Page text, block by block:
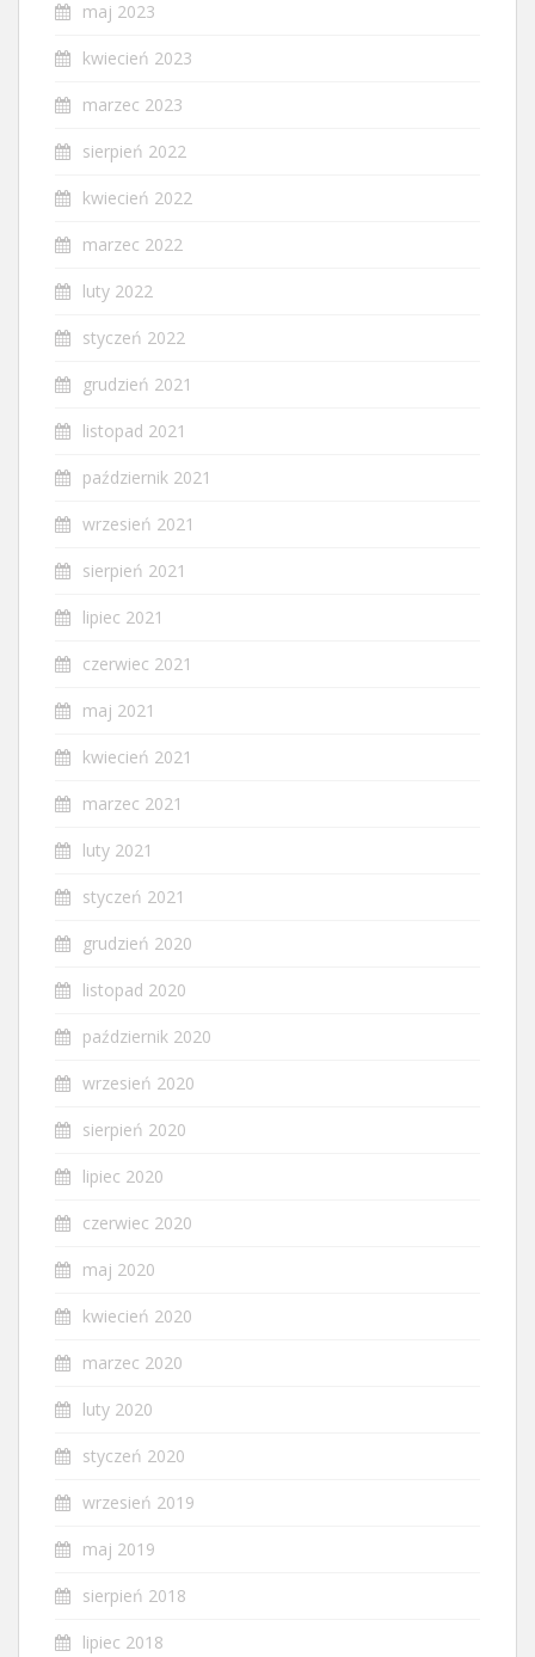
maj 2023
kwiecień 2023
marzec 2023
sierpień 2022
kwiecień 2022
marzec 2022
luty 2022
styczeń 2022
grudzień 2021
listopad 2021
październik 2021
wrzesień 2021
sierpień 2021
lipiec 2021
czerwiec 2021
maj 2021
kwiecień 2021
marzec 2021
luty 2021
styczeń 2021
grudzień 2020
listopad 2020
październik 2020
wrzesień 2020
sierpień 2020
lipiec 2020
czerwiec 2020
maj 2020
kwiecień 2020
marzec 2020
luty 2020
styczeń 2020
wrzesień 2019
maj 2019
sierpień 2018
lipiec 2018